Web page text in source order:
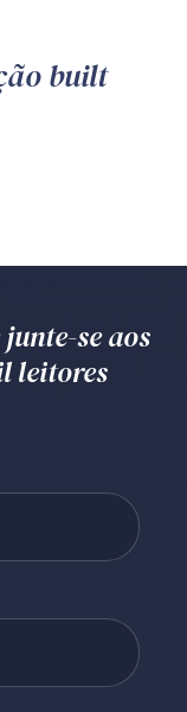
built
se aos
leitores